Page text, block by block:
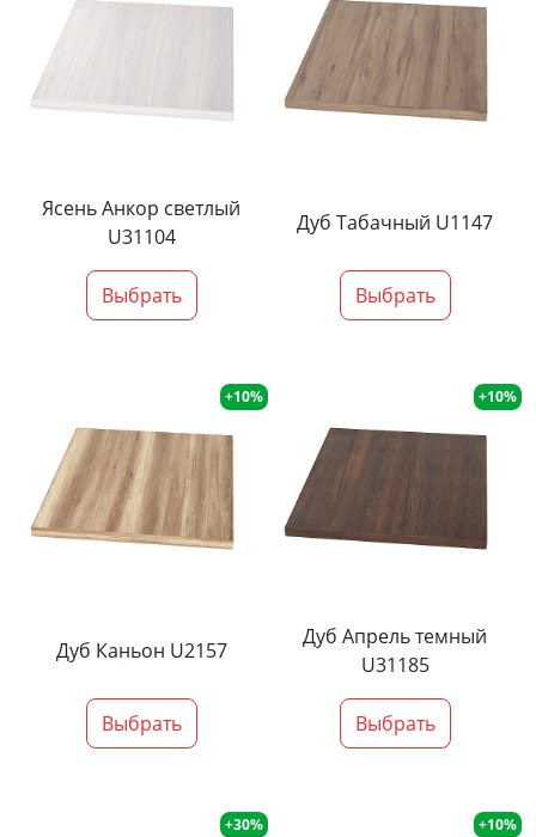
Ясень Анкор светлый
U31104
Выбрать
Дуб Табачный U1147
Выбрать
+10%
Дуб Каньон U2157
Выбрать
+10%
Дуб Апрель темный
U31185
Выбрать
+30% +10%